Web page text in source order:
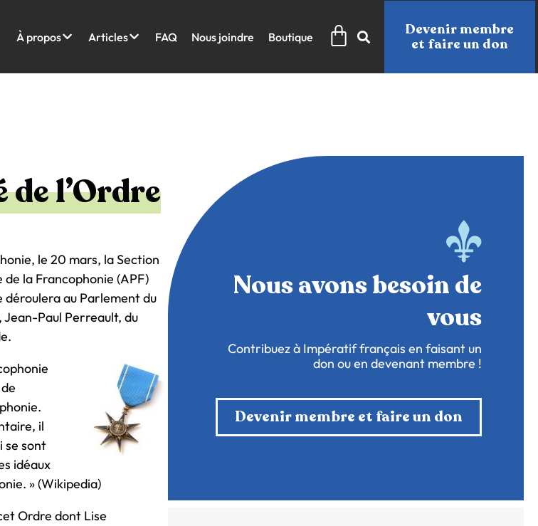
À propos Articles FAQ Nous joindre Boutique Panier
Devenir membre
et faire un don
l’Ordre
le 20 mars, la Section
la Francophonie (APF)
déroulera au Parlement du
Paul Perreault, du
il
se sont
idéaux
» (Wikipedia)
Ordre dont Lise
Nous avons besoin de
vous
Contribuez à Impératif français en faisant un
don ou en devenant membre !
Devenir membre et faire un don